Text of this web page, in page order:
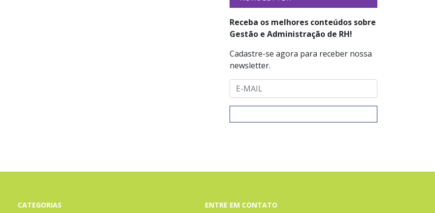
Receba os melhores conteúdos sobre
Gestão e Administração de RH!
Cadastre-se agora para receber nossa
newsletter.
CATEGORIAS ENTRE EM CONTATO